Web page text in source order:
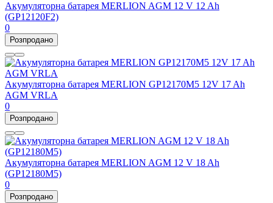
Акумуляторна батарея MERLION AGM 12 V 12 Ah
(GP12120F2)
0
Розпродано
Акумуляторна батарея MERLION GP12170M5 12V 17 Ah
AGM VRLA
0
Розпродано
Акумуляторна батарея MERLION AGM 12 V 18 Ah
(GP12180M5)
0
Розпродано